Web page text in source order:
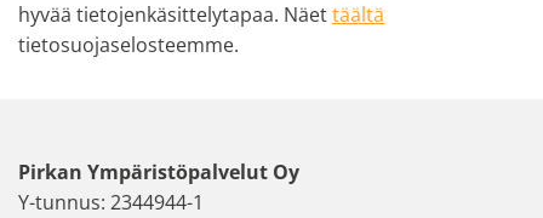
hyvää tietojenkäsittelytapaa. Näettäältä
tietosuojaselosteemme.
Pirkan Ympäristöpalvelut Oy
Y-tunnus: 2344944-1